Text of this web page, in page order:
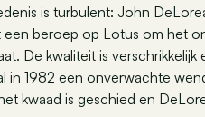
is turbulent: John
beroep op Lotus om het
De kwaliteit is
in 1982 een onverwachte
kwaad is geschied en